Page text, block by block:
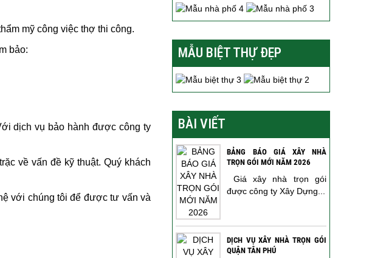
mỹ công việc thợ thi công.
bảo:
dịch vụ bảo hành được công ty
về vấn đề kỹ thuật. Quý khách
với chúng tôi để được tư vấn và
MẪU BIỆT THỰ ĐẸP
BÀI VIẾT
BẢNG BÁO GIÁ XÂY NHÀ
TRỌN GÓI MỚI NĂM 2026
Giá xây nhà trọn gói
được công ty Xây Dựng...
DỊCH VỤ XÂY NHÀ TRỌN GÓI
QUẬN TÂN PHÚ